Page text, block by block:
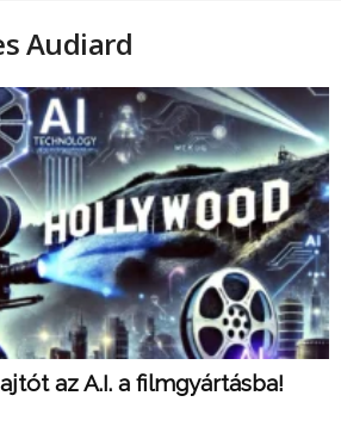
Audiard
az A.I. a filmgyártásba!